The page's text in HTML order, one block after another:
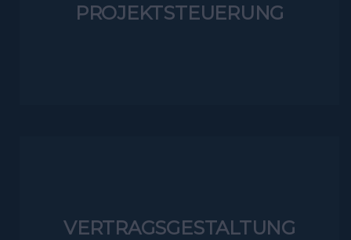
PROJEKTSTEUERUNG
VERTRAGSGESTALTUNG